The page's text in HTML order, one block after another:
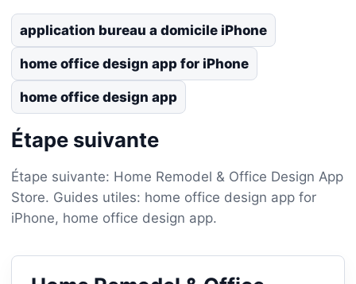
application bureau a domicile iPhone
home office design app for iPhone
home office design app
Étape suivante
Étape suivante: Home Remodel & Office Design App
Store. Guides utiles: home office design app for
iPhone, home office design app.